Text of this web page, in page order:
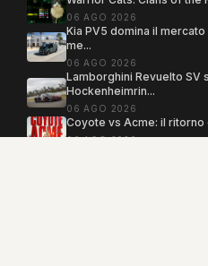
06 AGO 2026
Kia PV5 domina il
me...
06 AGO 2026
Lamborghini Revuelto SV
Hockenheimrin...
06 AGO 2026
Coyote vs Acme: il ritorno
06 AGO 2026